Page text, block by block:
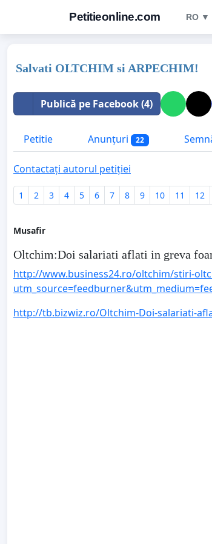
Petitieonline.com RO ▼
Salvati OLTCHIM si ARPECHIM!
Publică pe Facebook (4)
Petitie Anunțuri 22
Contactați autorul petiției
1 2 3 4 5 6 7 8 9 10 11 12
Musafir
Oltchim:Doi salariati aflati in greva
http://www.business24.ro/oltchim/stiri-
http://tb.bizwiz.ro/Oltchim-Doi-salariati-